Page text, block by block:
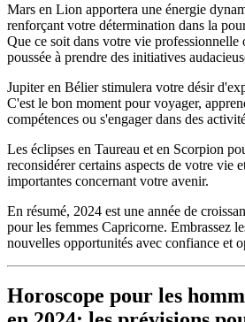
Mars en Lion apportera une énergie
renforçant votre détermination dans la
Que ce soit dans votre vie professionnelle
poussée à prendre des initiatives
Jupiter en Bélier stimulera votre désir
C'est le bon moment pour voyager,
compétences ou s'engager dans des
Les éclipses en Taureau et en Scorpion
reconsidérer certains aspects de votre vie
importantes concernant votre avenir.
En résumé, 2024 est une année de
pour les femmes Capricorne. Embrassez
nouvelles opportunités avec confiance et
Horoscope pour les